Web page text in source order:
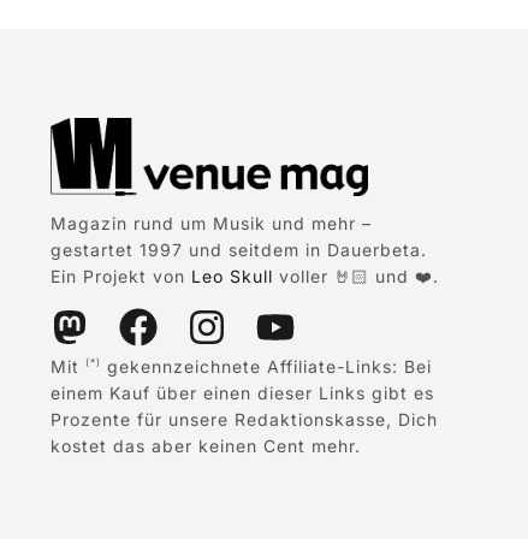
Magazin rund um Musik und mehr –
gestartet 1997 und seitdem in Dauerbeta.
Ein Projekt von Leo Skull voller 🤘🏻 und ❤️.
Mit (*)
gekennzeichnete Affiliate-Links: Bei
einem Kauf über einen dieser Links gibt es
Prozente für unsere Redaktionskasse, Dich
kostet das aber keinen Cent mehr.